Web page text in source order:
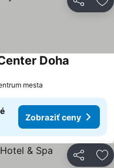
Zdieľať
Doha
mesta
Zobraziť ceny
Zdieľať